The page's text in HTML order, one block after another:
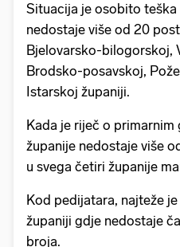
Situacija je osobito
nedostaje više od 20
Bjelovarsko-bilogorskoj,
Brodsko-posavskoj,
Istarskoj županiji.
Kada je riječ o
županije nedostaje više
u svega četiri županije
Kod pedijatara, najteže
županiji gdje nedostaje
broja.